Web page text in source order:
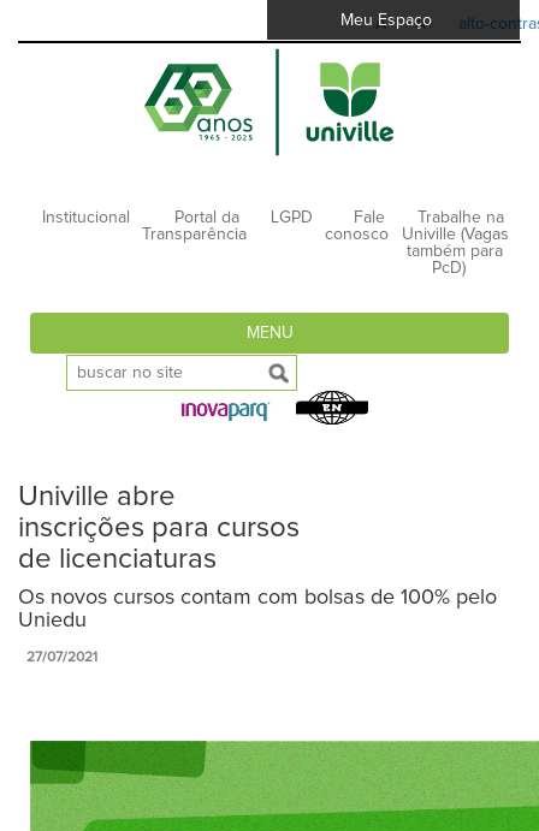
A- A+ alto-
Meu Espaço
Institucional
Portal da
Transparência
LGPD
Fale
conosco
Trabalhe na
Univille (Vagas
também para
PcD)
MENU
Univille abre
inscrições para cursos
de licenciaturas
Os novos cursos contam com bolsas de 100% pelo
Uniedu
27/07/2021